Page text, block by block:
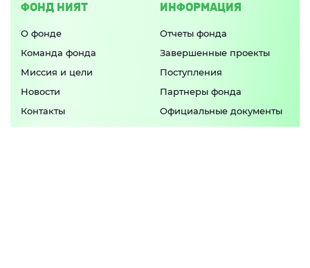
ФОНД НИЯТ
О фонде
Команда фонда
Миссия и цели
Новости
Контакты
ИНФОРМАЦИЯ
Отчеты фонда
Завершенные проекты
Поступления
Партнеры фонда
Официальные документы
Попечительский совет